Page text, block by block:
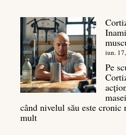
Top
7
mișcări
pentru
un
spate
masiv
iun.
Pe
când nivelul său este
mult: